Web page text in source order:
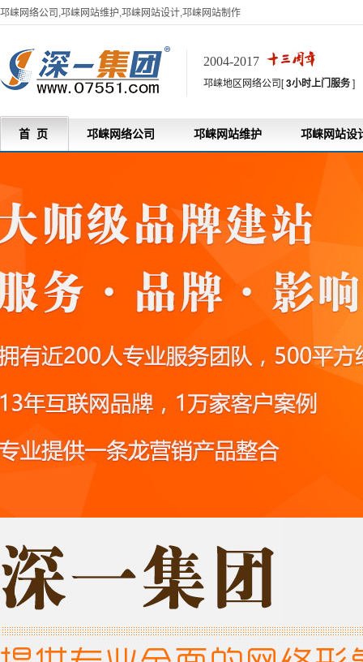
邛崃网络公司,邛崃网站维护,邛崃网站设计,邛崃网站制作
2004-2017
邛崃地区网络公司[3小时上门服务]
首 页 邛崃网络公司 邛崃网站维护 邛崃网站设